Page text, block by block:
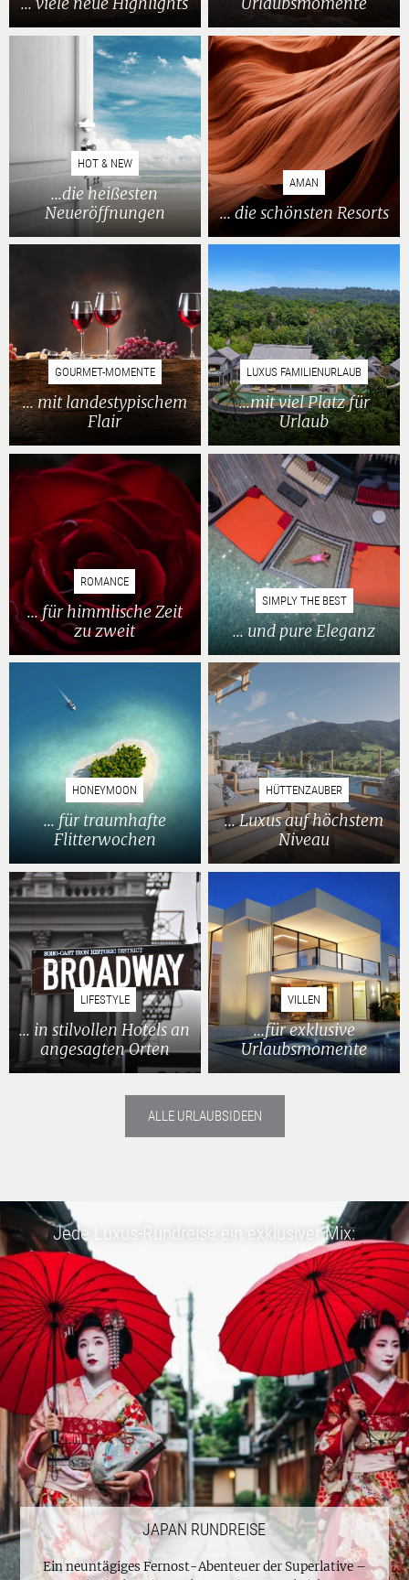
HOT & NEW
...die heißesten
Neueröffnungen
AMAN
... die schönsten Resorts
GOURMET-MOMENTE
... mit landestypischem
Flair
LUXUS FAMILIENURLAUB
...mit viel Platz für
Urlaub
ROMANCE
... für himmlische Zeit
zu zweit
SIMPLY THE BEST
... und pure Eleganz
HONEYMOON
... für traumhafte
Flitterwochen
HÜTTENZAUBER
... Luxus auf höchstem
Niveau
LIFESTYLE
... in stilvollen Hotels an
angesagten Orten
VILLEN
...für exklusive
Urlaubsmomente
ALLE URLAUBSIDEEN
JAPAN RUNDREISE
Ein neuntägiges Fernost-Abenteuer der Superlative –
Jede Luxus-Rundreise ein exklusiver Mix: